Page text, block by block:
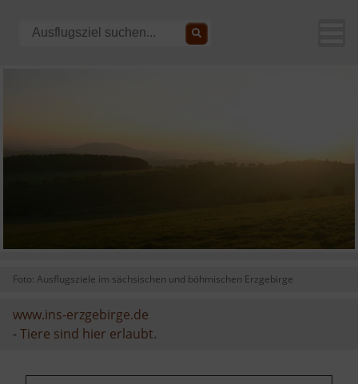
Foto: Ausflugsziele im sächsischen und böhmischen Erzgebirge
www.ins-erzgebirge.de
-Tiere sind hier erlaubt.